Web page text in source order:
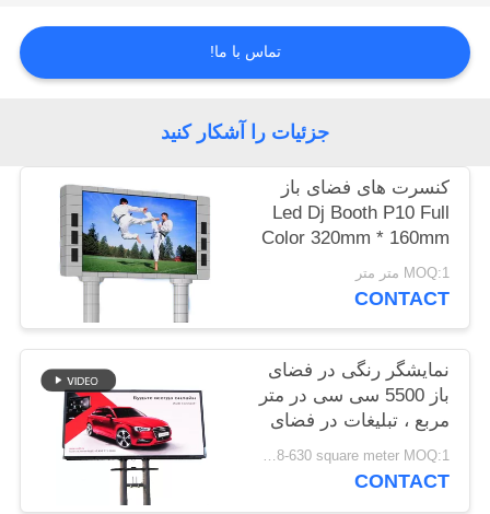
PRIVACY
تماس با ما!
جزئیات را آشکار کنید
کنسرت های فضای باز
Led Dj Booth P10 Full
Color 320mm * 160mm
2 سال ضمانت
MOQ:1 متر متر
CONTACT
نمایشگر رنگی در فضای
باز 5500 سی سی در متر
مربع ، تبلیغات در فضای
باز با صفحه نمایش P5
USD 598-630 square meter MOQ:1 متر مربع
CONTACT